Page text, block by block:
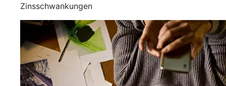
Zinsschwankungen